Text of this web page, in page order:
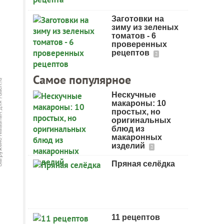
Заготовки на
зиму из зеленых
томатов - 6
проверенных
рецептов
2
Самое популярное
Нескучные
макароны: 10
простых, но
оригинальных
блюд из
макаронных
изделий
2
Пряная селёдка
11 рецептов